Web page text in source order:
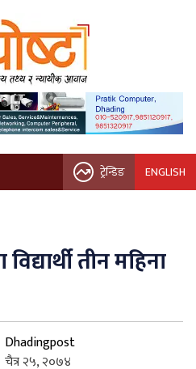
ट्रेन्डिङ ENGLISH
तीन महिना
Dhadingpost
चैत्र २५, २०७४